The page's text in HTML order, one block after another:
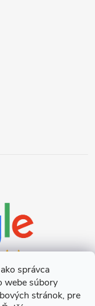
správca
webe súbory
stránok, pre